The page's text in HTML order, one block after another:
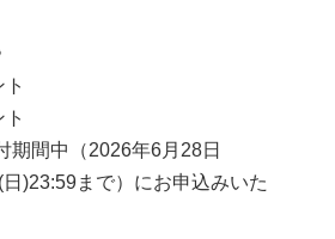
期間中（2026年6月28日
)23:59まで）にお申込みいた